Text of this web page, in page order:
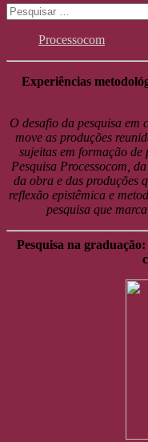
Pesquisar
por:
Processocom
Experiências
O desafio da pesquisa em
move as produções
sujeitas em formação
Pesquisa Processocom,
da obra e das produções
reflexão epistêmica e
pesquisa que
Pesquisa na